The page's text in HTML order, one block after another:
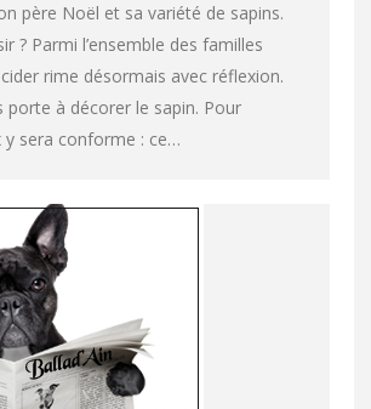
père Noël et sa variété de sapins.
? Parmi l’ensemble des familles
rime désormais avec réflexion.
porte à décorer le sapin. Pour
y sera conforme : ce…